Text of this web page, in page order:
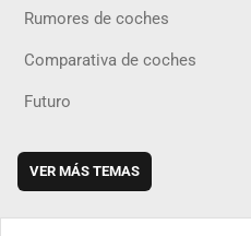
Rumores de coches
Comparativa de coches
Futuro
VER MÁS TEMAS